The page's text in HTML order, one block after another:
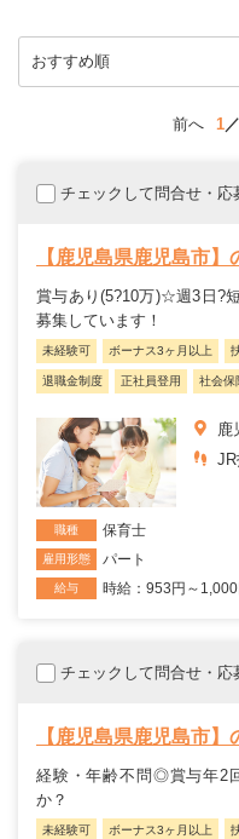
前へ 1
チェックして問合せ・応
【鹿児島県鹿児島市】
賞与あり(5?10万)☆週3日?
募集しています！
未経験可 ボーナス3ヶ月以上
退職金制度 正社員登用 社会保
鹿
職種 保育士
雇用形態 パート
給与 時給：953円～1,000
チェックして問合せ・応
【鹿児島県鹿児島市】
経験・年齢不問◎賞与年2
か？
未経験可 ボーナス3ヶ月以上